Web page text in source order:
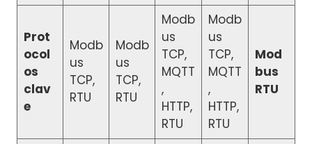
Prot
ocol
os
clav
e
Modb
us
TCP,
RTU
Modb
us
TCP,
RTU
Modb
us
TCP,
MQTT
,
HTTP,
RTU
Modb
us
TCP,
MQTT
,
HTTP,
RTU
Mod
bus
RTU